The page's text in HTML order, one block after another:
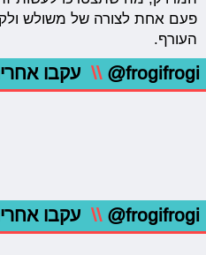
פעם אחת לצורה של משולש
העורף.
@frogifrogi
\\ עקבו
@frogifrogi
\\ עקבו